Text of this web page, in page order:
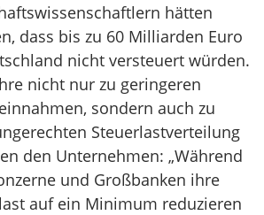
hätten
dass bis zu 60 Milliarden Euro
nicht versteuert würden.
nicht nur zu geringeren
sondern auch zu
Steuerlastverteilung
den Unternehmen: „Während
und Großbanken ihre
auf ein Minimum reduzieren